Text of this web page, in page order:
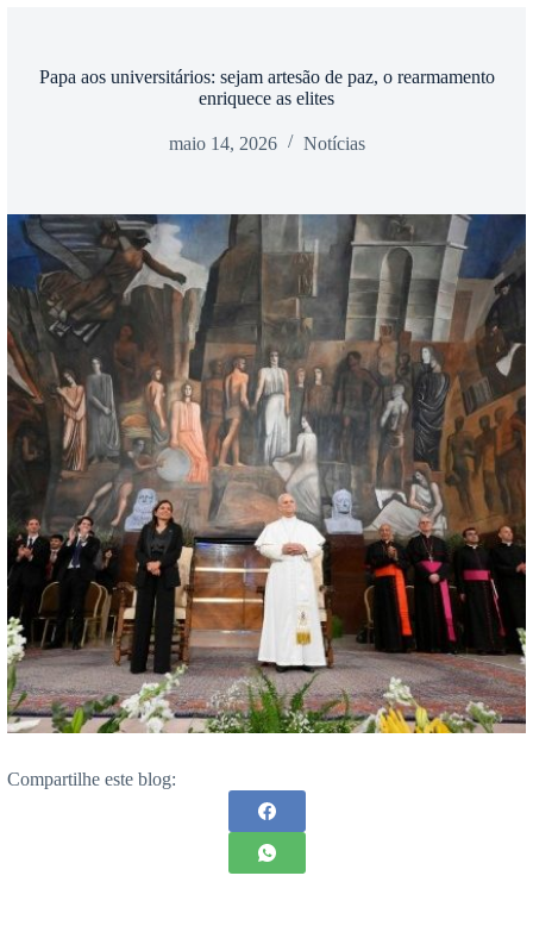
Papa aos universitários: sejam artesão de paz, o rearmamento
enriquece as elites
maio 14, 2026 Notícias
Compartilhe este blog: